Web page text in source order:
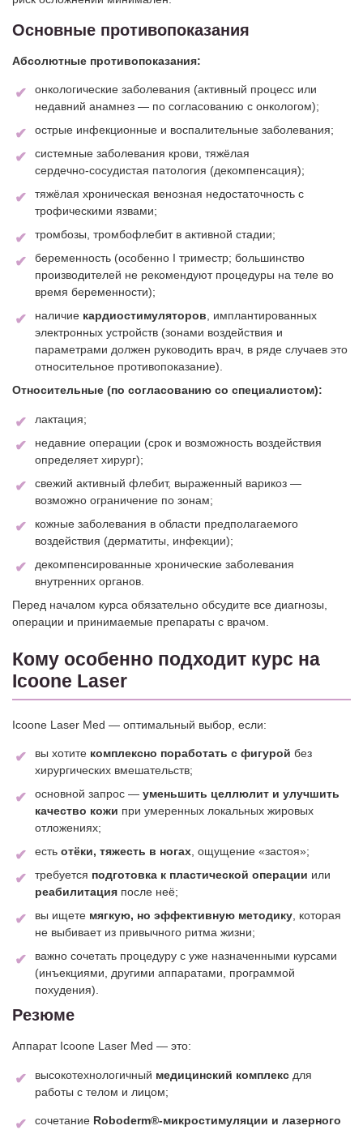
Основные противопоказания
Абсолютные противопоказания:
онкологические заболевания (активный процесс или
недавний анамнез — по согласованию с онкологом);
острые инфекционные и воспалительные заболевания;
системные заболевания крови, тяжёлая
сердечно‑сосудистая патология (декомпенсация);
тяжёлая хроническая венозная недостаточность с
трофическими язвами;
тромбозы, тромбофлебит в активной стадии;
беременность (особенно I триместр; большинство
производителей не рекомендуют процедуры на теле во
время беременности);
наличие кардиостимуляторов , имплантированных
электронных устройств (зонами воздействия и
параметрами должен руководить врач, в ряде случаев это
относительное противопоказание).
Относительные (по согласованию со специалистом):
лактация;
недавние операции (срок и возможность воздействия
определяет хирург);
свежий активный флебит, выраженный варикоз —
возможно ограничение по зонам;
кожные заболевания в области предполагаемого
воздействия (дерматиты, инфекции);
декомпенсированные хронические заболевания
внутренних органов.
Перед началом курса обязательно обсудите все диагнозы,
операции и принимаемые препараты с врачом.
Кому особенно подходит курс на
Icoone Laser
Icoone Laser Med — оптимальный выбор, если:
вы хотите комплексно поработать с фигурой без
хирургических вмешательств;
основной запрос — уменьшить целлюлит и улучшить
качество кожи при умеренных локальных жировых
отложениях;
есть отёки, тяжесть в ногах, ощущение «застоя»;
требуется подготовка к пластической операции или
реабилитация после неё;
вы ищете мягкую, но эффективную методику, которая
не выбивает из привычного ритма жизни;
важно сочетать процедуру с уже назначенными курсами
(инъекциями, другими аппаратами, программой
похудения).
Резюме
Аппарат Icoone Laser Med — это:
высокотехнологичный медицинский комплекс для
работы с телом и лицом;
сочетание Roboderm®‑микростимуляции и лазерного